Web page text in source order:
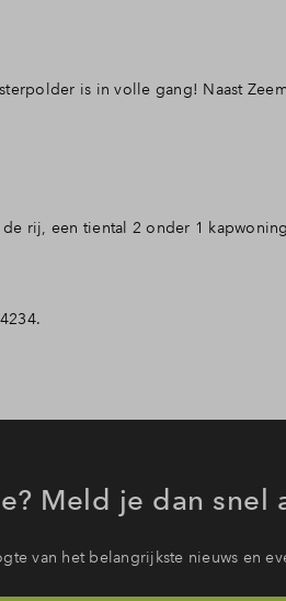
is in volle gang! Naast
rij, een tiental 2 onder 1
Meld je dan snel
van het belangrijkste nieuws en